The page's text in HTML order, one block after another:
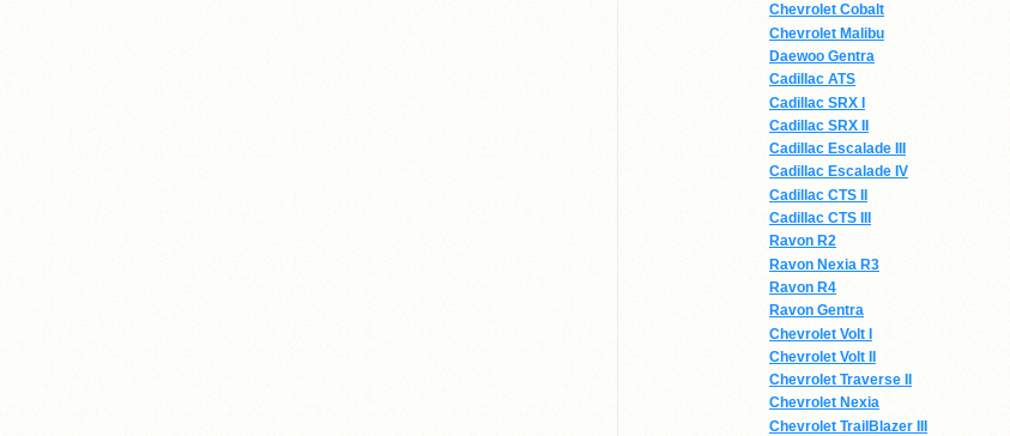
Chevrolet Cobalt
Chevrolet Malibu
Daewoo Gentra
Cadillac ATS
Cadillac SRX І
Cadillac SRX ІІ
Cadillac Escalade ІІІ
Cadillac Escalade IV
Cadillac CTS ІІ
Cadillac CTS ІІІ
Ravon R2
Ravon Nexia R3
Ravon R4
Ravon Gentra
Chevrolet Volt I
Chevrolet Volt II
Chevrolet Traverse II
Chevrolet Nexia
Chevrolet TrailBlazer III